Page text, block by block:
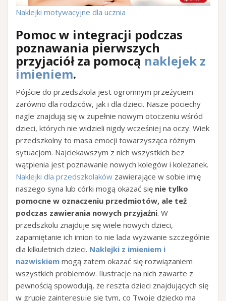
Naklejki motywacyjne dla ucznia
Pomoc w integracji podczas
poznawania pierwszych
przyjaciółza pomocąnaklejek z
imieniem.
Pójście do przedszkola jest ogromnym przeżyciem
zarówno dla rodziców, jak i dla dzieci. Nasze pociechy
nagle znajdują się w zupełnie nowym otoczeniu wśród
dzieci, których nie widzieli nigdy wcześniej na oczy. Wiek
przedszkolny to masa emocji towarzysząca różnym
sytuacjom. Najciekawszym z nich wszystkich bez
wątpienia jest poznawanie nowych kolegów i koleżanek.
Naklejki dla przedszkolaków zawierające w sobie imię
naszego syna lub córki mogą okazać się nie tylko
pomocne w oznaczeniu przedmiotów, ale też
podczas zawierania nowych przyjaźni. W
przedszkolu znajduje się wiele nowych dzieci,
zapamiętanie ich imion to nie lada wyzwanie szczególnie
dla kilkuletnich dzieci. Naklejki z imieniem i
nazwiskiem mogą zatem okazać się rozwiązaniem
wszystkich problemów. Ilustracje na nich zawarte z
pewnością spowodują, że reszta dzieci znajdujących się
w grupie zainteresuje się tym, co Twoje dziecko ma